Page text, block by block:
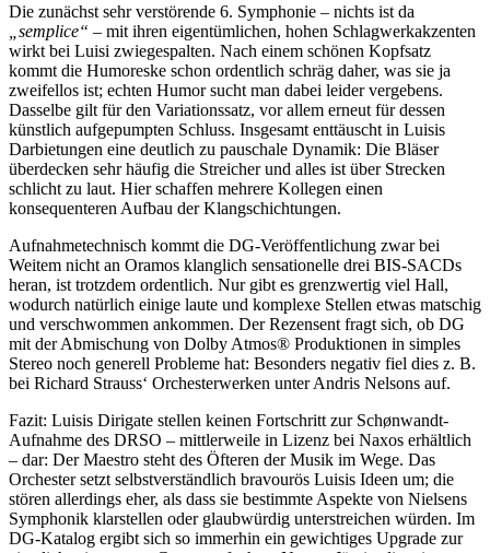
Die zunächst sehr verstörende 6. Symphonie – nichts ist da
„semplice“ – mit ihren eigentümlichen, hohen Schlagwerkakzenten
wirkt bei Luisi zwiegespalten. Nach einem schönen Kopfsatz
kommt die Humoreske schon ordentlich schräg daher, was sie ja
zweifellos ist; echten Humor sucht man dabei leider vergebens.
Dasselbe gilt für den Variationssatz, vor allem erneut für dessen
künstlich aufgepumpten Schluss. Insgesamt enttäuscht in Luisis
Darbietungen eine deutlich zu pauschale Dynamik: Die Bläser
überdecken sehr häufig die Streicher und alles ist über Strecken
schlicht zu laut. Hier schaffen mehrere Kollegen einen
konsequenteren Aufbau der Klangschichtungen.
Aufnahmetechnisch kommt die DG-Veröffentlichung zwar bei
Weitem nicht an Oramos klanglich sensationelle drei BIS-SACDs
heran, ist trotzdem ordentlich. Nur gibt es grenzwertig viel Hall,
wodurch natürlich einige laute und komplexe Stellen etwas matschig
und verschwommen ankommen. Der Rezensent fragt sich, ob DG
mit der Abmischung von Dolby Atmos® Produktionen in simples
Stereo noch generell Probleme hat: Besonders negativ fiel dies z. B.
bei Richard Strauss‘ Orchesterwerken unter Andris Nelsons auf.
Fazit: Luisis Dirigate stellen keinen Fortschritt zur Schønwandt-
Aufnahme des DRSO – mittlerweile in Lizenz bei Naxos erhältlich
– dar: Der Maestro steht des Öfteren der Musik im Wege. Das
Orchester setzt selbstverständlich bravourös Luisis Ideen um; die
stören allerdings eher, als dass sie bestimmte Aspekte von Nielsens
Symphonik klarstellen oder glaubwürdig unterstreichen würden. Im
DG-Katalog ergibt sich so immerhin ein gewichtiges Upgrade zur